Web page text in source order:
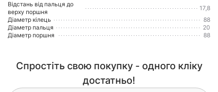
Відстань від пальця до
верху поршня
17,8
Діаметр кілець
88
Діаметр пальця
20
Діаметр поршня
88
Спростіть свою покупку - одного кліку
достатньо!